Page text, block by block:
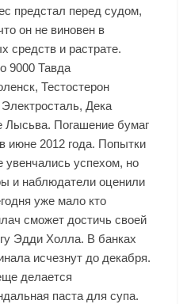
предстал перед судом,
он не виновен в
средств и растрате.
9000 Тавда
Тестостерон
Дека
Лысьва. Погашение бумаг
июне 2012 года. Попытки
увенчались успехом, но
и наблюдатели оценили
уже мало кто
сможет достичь своей
Эдди Холла. В банках
исчезнут до декабря.
делается
паста для супа.